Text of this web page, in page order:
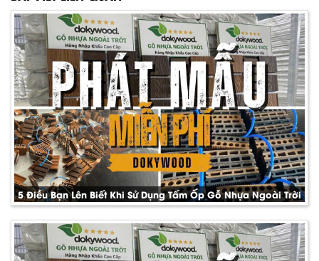
5 Điều Bạn Lên Biết Khi Sử Dụng Tấm Ốp Gỗ Nhựa Ngoài Trời